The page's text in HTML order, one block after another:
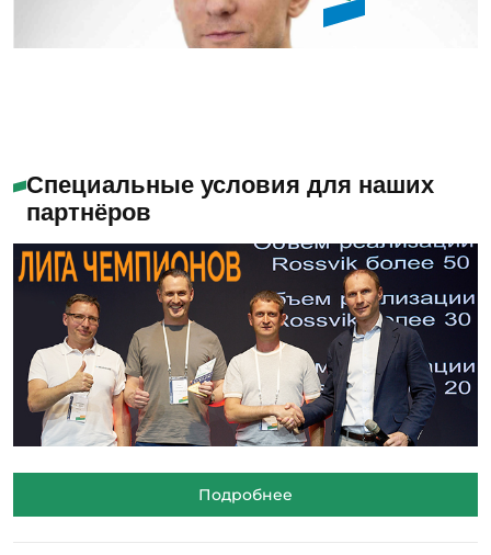
Помогу с выбором
Специальные условия для наших
партнёров
Подробнее